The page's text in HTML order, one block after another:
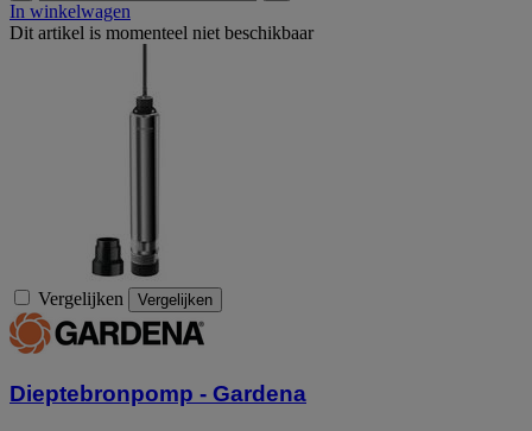
In winkelwagen
Dit artikel is momenteel niet beschikbaar
Vergelijken Vergelijken
Dieptebronpomp - Gardena